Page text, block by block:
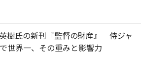
樹氏の新刊『監督の財産』 侍ジャ
世界一、その重みと影響力